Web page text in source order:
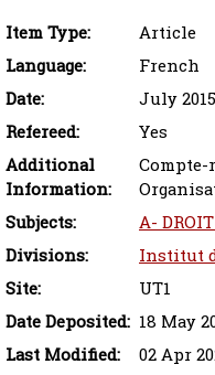
Item Type:
Article
Language:
French
Date:
July 2015
Refereed:
Yes
Additional
Information:
Subjects:
A-
Divisions:
Institut
Site:
UT1
Date Deposited: 18 May
Last Modified:
02 Apr